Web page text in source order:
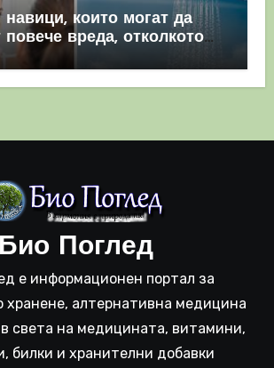
навици, които могат да
повече вреда, отколкото
Био Поглед
е информационен портал за
хранене, алтернативна медицина
света на медицината, витамини,
билки и хранителни добавки